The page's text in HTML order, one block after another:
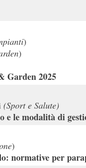
)
)
Garden 2025
(Sport e Salute)
e le modalità di
)
normative per